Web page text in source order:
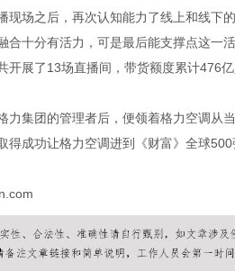
现场之后，再次认知能力了线上和线下
合十分有活力，可是最后能支撑点这一
开展了13场直播间，带货额度累计476
力集团的管理者后，便领着格力空调从
得成功让格力空调进到《财富》全球500